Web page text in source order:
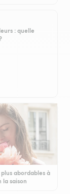
: quelle
abordables à
la saison